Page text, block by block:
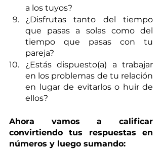
a los tuyos?
¿Disfrutas tanto del tiempo
que pasas a solas como del
tiempo que pasas con tu
pareja?
¿Estás dispuesto(a) a trabajar
en los problemas de tu relación
en lugar de evitarlos o huir de
ellos?
Ahora vamos a calificar
convirtiendo tus respuestas en
números y luego sumando: